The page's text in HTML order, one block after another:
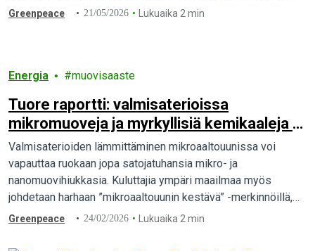
huolta lapsiperheille markkinoiduista sosepusseista.
Greenpeace 21/05/2026 Lukuaika 2 min
Energia muovisaaste
Tuore raportti: valmisaterioissa
mikromuoveja ja myrkyllisiä kemikaaleja –
muovipakkausten kulutus kasvaa
räjähdysmäisesti, samalla sääntely on
puutteellista
Valmisaterioiden lämmittäminen mikroaaltouunissa voi
vapauttaa ruokaan jopa satojatuhansia mikro- ja
nanomuovihiukkasia. Kuluttajia ympäri maailmaa myös
johdetaan harhaan ”mikroaaltouunin kestävä” -merkinnöillä,
viimeisintä tutkimustietoa vertaillut Greenpeacen
Greenpeace 24/02/2026 Lukuaika 2 min